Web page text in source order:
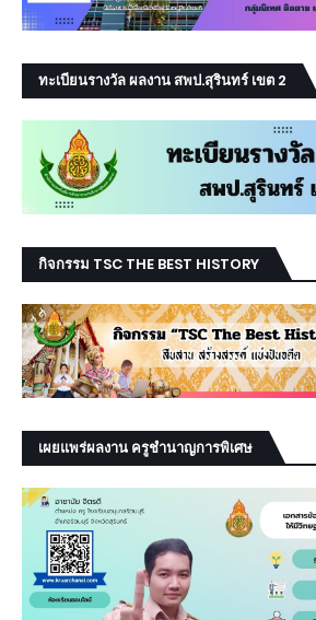
ทะเบียนรางวัล ผลงาน สพป.สุรินทร์ เขต 2
กิจกรรม TSC THE BEST HISTORY
เผยแพร่ผลงาน ครูชำนาญการพิเศษ